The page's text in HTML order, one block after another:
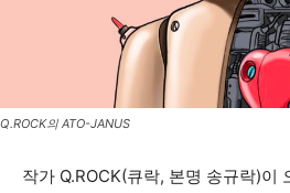
Q.ROCK의 ATO-JANUS
작가 Q.ROCK(큐락, 본명 송규락)이